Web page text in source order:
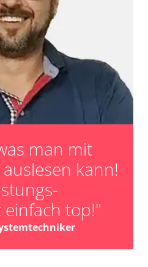
Motorisierung, Ausstattung
man mit
kann!
top!"